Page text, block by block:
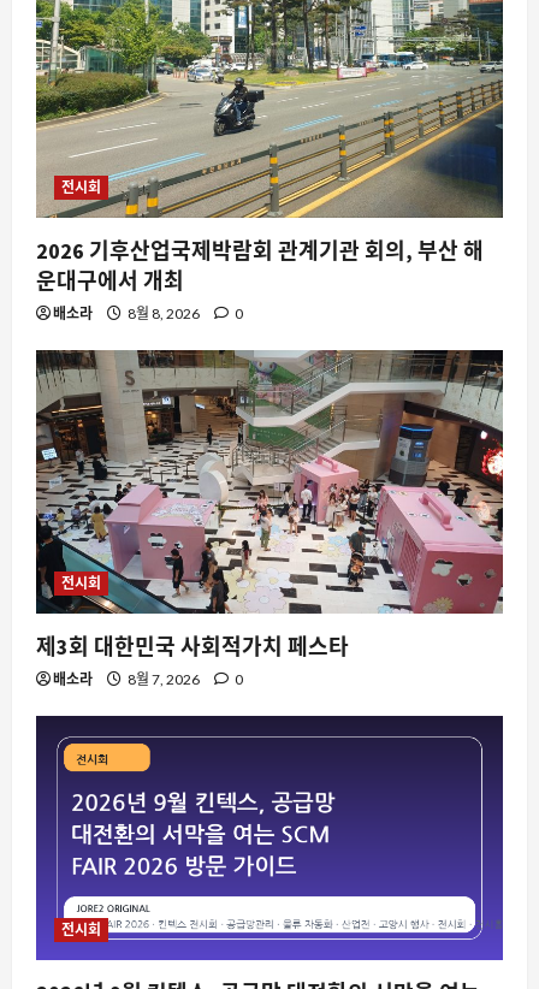
전시회
2026 기후산업국제박람회 관계기관 회의, 부산 해
운대구에서 개최
배소라 8월 8, 2026 0
전시회
제3회 대한민국 사회적가치 페스타
배소라 8월 7, 2026 0
전시회
2
AI
DeepSeek V4 Flash 0731, 왜 개발자들
의 일상을 뒤흔드는가
8월 8, 2026 0
3
스팀
레지던트 이블 컬렉션의 변주와 스팀 유
저들의 수집 욕망
4
MMORPG의 경쟁 피로도를 AI로 낮추다,
5
스팀
스팀 친구 추가 즉시 기프트카드 전송 가
능 여부, 커뮤니티에서 다시 뜨거운 감자
8월 8, 2026 0